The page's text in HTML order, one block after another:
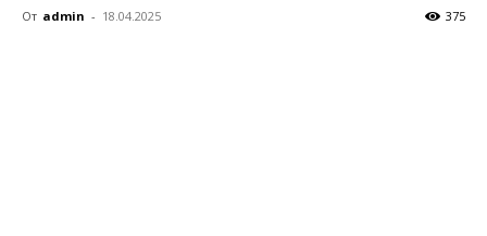
От admin - 18.04.2025 375